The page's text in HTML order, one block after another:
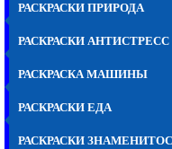
РАСКРАСКИ ПРИРОДА
РАСКРАСКИ АНТИСТРЕСС
РАСКРАСКА МАШИНЫ
РАСКРАСКИ ЕДА
РАСКРАСКИ